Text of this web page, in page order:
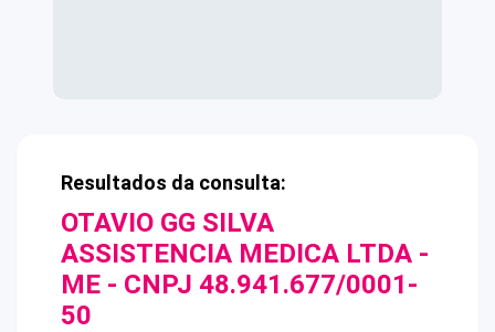
Resultados da consulta:
OTAVIO GG SILVA
ASSISTENCIA MEDICA LTDA -
ME - CNPJ 48.941.677/0001-
50